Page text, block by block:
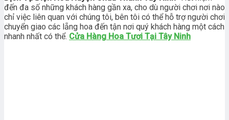
đến đa số những khách hàng gần xa, cho dù người chơi nơi nào
chỉ việc liên quan với chúng tôi, bên tôi có thể hỗ trợ người chơi
chuyển giao các lẵng hoa đến tận nơi quý khách hàng một cách
nhanh nhất có thể. Cửa Hàng Hoa Tươi Tại Tây Ninh